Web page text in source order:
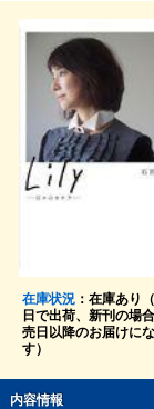
在庫状況：在庫あり
日で出荷、新刊の場
売日以降のお届けに
す）
内容情報